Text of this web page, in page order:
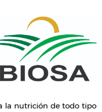
la nutrición de todo tipo